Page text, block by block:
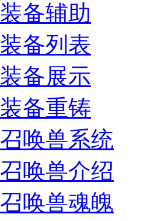
装备辅助
装备列表
装备展示
装备重铸
召唤兽系统
召唤兽介绍
召唤兽魂魄